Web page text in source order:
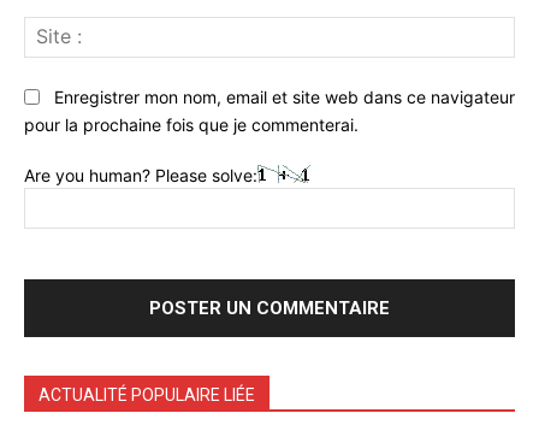
:
Enregistrer mon nom, email et site web dans ce navigateur
pour la prochaine fois que je commenterai.
Are you human? Please solve:
ACTUALITÉ POPULAIRE LIÉE